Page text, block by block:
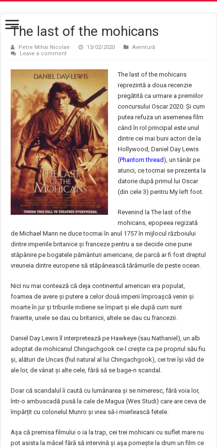
The last of the mohicans
Petre Mihai Nicolae 13/02/2020
Aventură
Leave a comment
The last of the mohicans
reprezintă a doua recenzie
pregătită ca urmare a premiilor
concursului Oscar 2020. Și cum
putea refuza un asemenea film
când în rol principal este unul
dintre cei mai buni actori de la
Hollywood, Daniel Day Lewis
(Phantom thread), un tânăr pe
atunci, ce tocmai se prezenta la
datorie după primul lui Oscar
(din cele 3) pentru My left foot.
Revenind la The last of the
mohicans, epopeea regizată
de Michael Mann ne duce tocmai în anul 1757 în mijlocul războiului
dintre imperiile britanice și franceze pentru a se decide cine pune
stăpânire pe bogatele pământuri americane, de parcă ar fi fost dreptul
vreuneia dintre europene să stăpânească tărâmurile de peste ocean.
Nici nu mai contează că deja continentul american era populat,
foamea de avere și putere a celor două imperii împroașcă venin și
moarte în jur și triburile indiene se împart și ele după cum sunt
fraierite, unele se dau cu britanicii, altele se dau cu francezii.
Daniel Day Lewis îl interpretează pe Hawkeye (sau Nathaniel), un alb
adoptat de mohicanul Chingachgook ce-l crește ca pe propriul său fiu
și, alături de Uncas (fiul natural al lui Chingachgook), cei trei își văd de
ale lor, de vânat și alte cele, fără să se bage-n scandal.
Doar că scandalul îi caută cu lumânarea și se nimeresc, fără voia lor,
într-o ambuscadă pusă la cale de Magua (Wes Studi) care are ceva de
împărțit cu colonelul Munro și vrea să-i mierlească fetele.
Așa că premisa filmului o ia la trap, cei trei mohicani cu suflet mare nu
pot asista la măcel fără să intervină și așa pornește la drum un film ce